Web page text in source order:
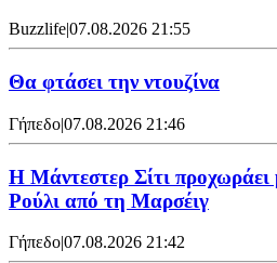
Buzzlife07.08.2026 21:55
Θα φτάσει την ντουζίνα
Γήπεδο|07.08.2026 21:46
Η Μάντεστερ Σίτι
Ρούλι από τη Μαρσέιγ
Γήπεδο|07.08.2026 21:42